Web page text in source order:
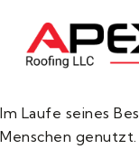
Im Laufe seines
Menschen